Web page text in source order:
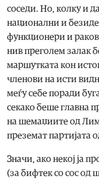
соседи. Но, колку и
национални и
функционери и
нив преголем залак
маршутката кон
членови на исти
меѓу себе поради
секако беше главна
на шемаџиите од
преземат партијата
Значи, ако некој ја
(за бифтек со сос